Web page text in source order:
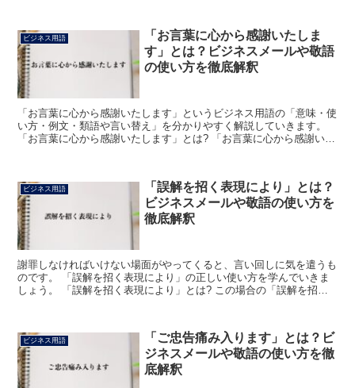
ビジネス用語
「お言葉に心から感謝いたしま
す」とは？ビジネスメールや敬語
の使い方を徹底解釈
「お言葉に心から感謝いたします」というビジネス用語の「意味・使
い方・例文・類語や言い替え」を分かりやすく解説していきます。
「お言葉に心から感謝いたします」とは? 「お言葉に心から感謝いた
ビジネス用語
「誤解を招く表現により」とは？
ビジネスメールや敬語の使い方を
徹底解釈
謝罪しなければいけない場面がやってくると、言い回しに気を遣うも
のです。 「誤解を招く表現により」の正しい使い方を学んでいきま
しょう。 「誤解を招く表現により」とは? この場合の「誤解を招
ビジネス用語
「ご忠告痛み入ります」とは？ビ
ジネスメールや敬語の使い方を徹
底解釈